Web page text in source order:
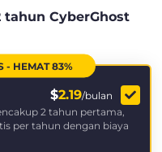
CyberGhost
- HEMAT 83%
$2.19/bulan
2 tahun pertama,
per tahun dengan biaya